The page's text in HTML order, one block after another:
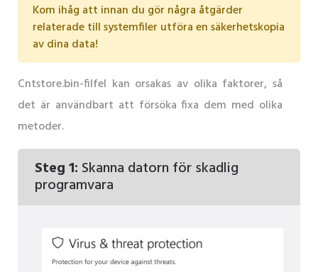
Kom ihåg att innan du gör några åtgärder
relaterade till systemfiler utföra en säkerhetskopia
av dina data!
Cntstore.bin-filfel kan orsakas av olika faktorer, så
det är användbart att försöka fixa dem med olika
metoder.
Steg 1: Skanna datorn för skadlig
programvara